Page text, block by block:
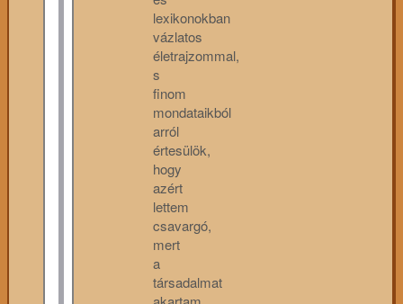
lexikonokban
vázlatos
életrajzommal,
s
finom
mondataikból
arról
értesülök,
hogy
azért
lettem
csavargó,
mert
a
társadalmat